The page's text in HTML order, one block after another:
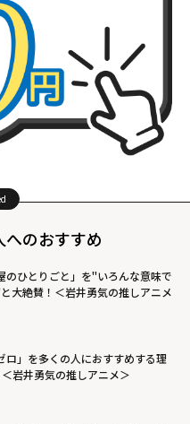
へのおすすめ
のひとりごと」を"いろんな意味で
大絶賛！＜岩井勇気の推しアニメ
ロ」を多くの人におすすめする理
岩井勇気の推しアニメ＞